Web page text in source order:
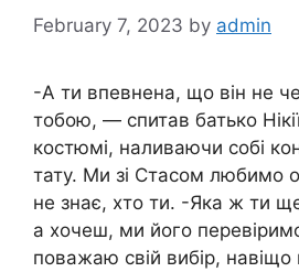
February 7, 2023 by admin
-А ти впевнена, що він не
тобою, — спитав батько
костюмі, наливаючи собі
тату. Ми зі Стасом любимо
не знає, хто ти. -Яка ж ти
а хочеш, ми його
поважаю свій вибір, навіщо